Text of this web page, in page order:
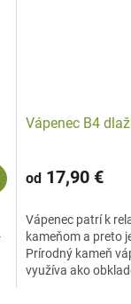
Vápenec B4
od17,90 €
Vápenec patrí k
kameňom a preto
Prírodný kameň
využíva ako